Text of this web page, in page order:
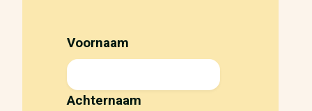
Voornaam
Achternaam